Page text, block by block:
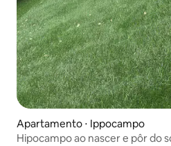
Apartamento ⋅ Ippocampo
Hipocampo ao nascer e pôr do